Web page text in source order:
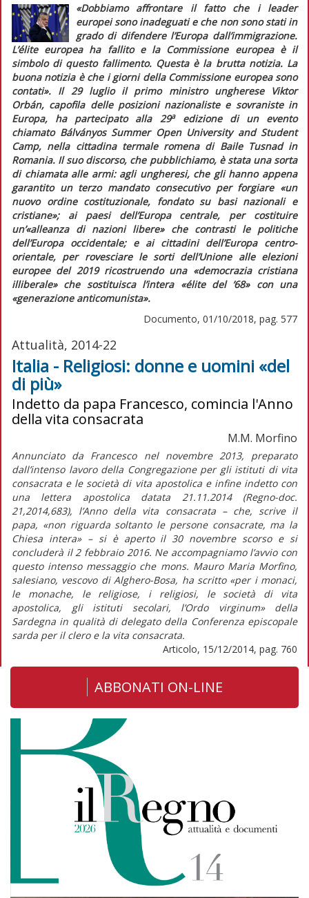
«Dobbiamo affrontare il fatto che i leader
europei sono inadeguati e che non sono stati in
grado di difendere l’Europa dall’immigrazione.
L’éliteeuropea ha fallito e la Commissione europea è il
simbolo di questo fallimento. Questa è la brutta notizia. La
buona notizia è che i giorni della Commissione europea sono
contati». Il 29 luglio il primo ministro ungherese Viktor
Orbán, capofila delle posizioni nazionaliste e sovraniste in
Europa, ha partecipato alla 29aedizione di un evento
chiamato Bálványos Summer Open University and Student
Camp, nella cittadina termale romena di Baile Tusnad in
Romania. Il suo discorso, che pubblichiamo, è stata una sorta
di chiamata alle armi: agli ungheresi, che gli hanno appena
garantito un terzo mandato consecutivo per forgiare «un
nuovo ordine costituzionale, fondato su basi nazionali e
cristiane»;ai paesi dell’Europa centrale, per costituire
un’«alleanza di nazioni libere»che contrasti le politiche
dell’Europa occidentale; e ai cittadini dell’Europa centro-
orientale, per rovesciare le sorti dell’Unione alle elezioni
europee del 2019 ricostruendo una «democrazia cristiana
illiberale» che sostituisca l’intera «élite del ’68»con una
«generazione anticomunista».
Documento, 01/10/2018, pag. 577
Attualità, 2014-22
Italia - Religiosi: donne e uomini «del
di più»
Indetto da papa Francesco, comincia l'Anno
della vita consacrata
M.M. Morfino
Annunciato da Francesco nel novembre 2013, preparato
dall’intenso lavoro della Congregazione per gli istituti di vita
consacrata e le società di vita apostolica e infine indetto con
una lettera apostolica datata 21.11.2014 (Regno-doc.
21,2014,683), l’Anno della vita consacrata – che, scrive il
papa, «non riguarda soltanto le persone consacrate, ma la
Chiesa intera» – si è aperto il 30 novembre scorso e si
concluderà il 2 febbraio 2016. Ne accompagniamo l’avvio con
questo intenso messaggio che mons. Mauro Maria Morfino,
salesiano, vescovo di Alghero-Bosa, ha scritto «per i monaci,
le monache, le religiose, i religiosi, le società di vita
apostolica, gli istituti secolari, l’Ordo virginum» della
Sardegna in qualità di delegato della Conferenza episcopale
sarda per il clero e la vita consacrata.
Articolo, 15/12/2014, pag. 760
ABBONATI ON-LINE